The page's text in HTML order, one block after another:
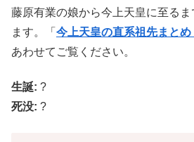
藤原有業の娘から今上天皇に至る
ます。「 今上天皇の直系祖先まとめ
あわせてご覧ください。
生誕: ?
死没: ?